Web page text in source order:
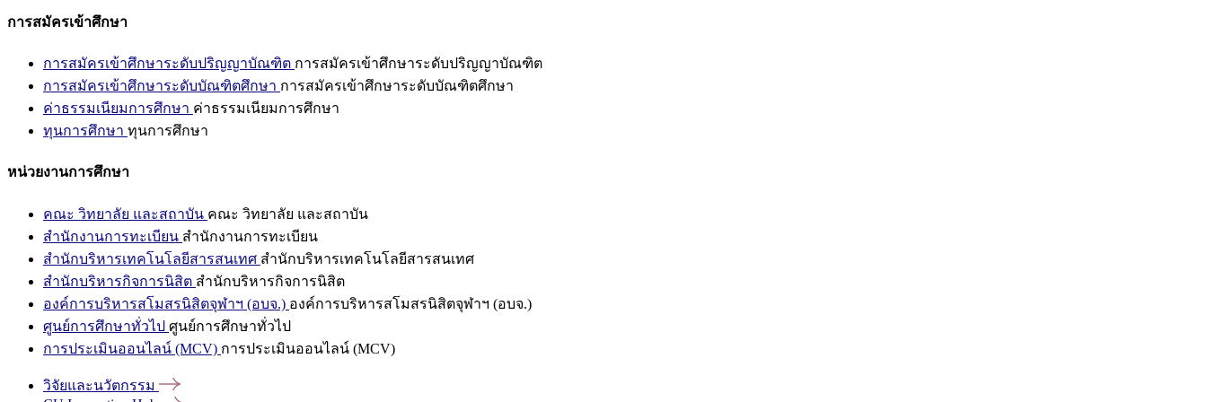
การสมัครเข้าศึกษา
การสมัครเข้าศึกษาระดับปริญญาบัณฑิต การสมัครเข้าศึกษาระดับปริญญาบัณฑิต
การสมัครเข้าศึกษาระดับบัณฑิตศึกษา การสมัครเข้าศึกษาระดับบัณฑิตศึกษา
ค่าธรรมเนียมการศึกษา ค่าธรรมเนียมการศึกษา
ทุนการศึกษา ทุนการศึกษา
หน่วยงานการศึกษา
คณะ วิทยาลัย และสถาบัน คณะ วิทยาลัย และสถาบัน
สำนักงานการทะเบียน สำนักงานการทะเบียน
สำนักบริหารเทคโนโลยีสารสนเทศ สำนักบริหารเทคโนโลยีสารสนเทศ
สำนักบริหารกิจการนิสิต สำนักบริหารกิจการนิสิต
องค์การบริหารสโมสรนิสิตจุฬาฯ (อบจ.) องค์การบริหารสโมสรนิสิตจุฬาฯ (อบจ.)
ศูนย์การศึกษาทั่วไป ศูนย์การศึกษาทั่วไป
การประเมินออนไลน์ (MCV) การประเมินออนไลน์ (MCV)
วิจัยและนวัตกรรม